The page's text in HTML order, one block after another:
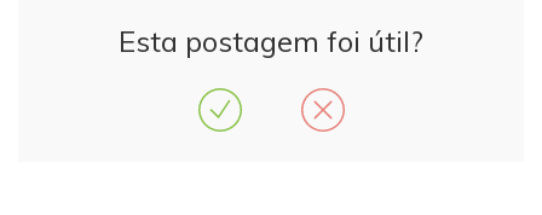
Esta postagem foi útil?